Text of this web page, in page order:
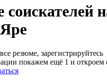
соискателей
резюме, зарегистрируйтесь
покажем ещё 1 и откроем